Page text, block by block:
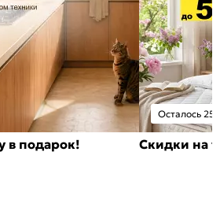
в подарок!
Осталось 25
Скидки на